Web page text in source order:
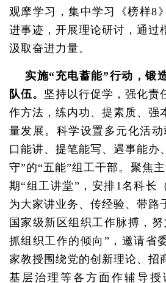
观摩学习，集中学习《榜样8
进事迹，开展理论研讨，通过
汲取奋进力量。
实施“充电蓄能”行动，锻
队伍。 坚持以行促学，强化责
作方法，练内功、提素质、强
量发展。科学设置多元化活
口能讲、提笔能写、遇事能办
守”的“五能”组工干部。聚焦
期“组工讲堂”，安排1名科长
为大家讲业务、传经验、带路
国家级新区组织工作脉搏，
抓组织工作的倾向”，邀请省
家教授围绕党的创新理论、招
基层治理等各方面作辅导